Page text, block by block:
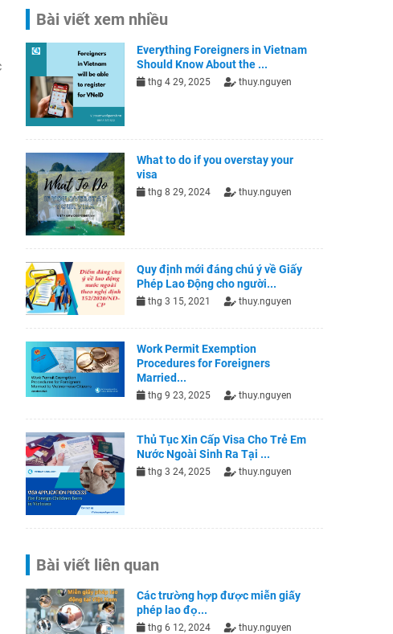
Bài viết xem nhiều
Everything Foreigners in Vietnam
Should Know About the ...
thg 4 29, 2025 thuy.nguyen
What to do if you overstay your
visa
thg 8 29, 2024 thuy.nguyen
Quy định mới đáng chú ý về Giấy
Phép Lao Động cho người...
thg 3 15, 2021 thuy.nguyen
Work Permit Exemption
Procedures for Foreigners
Married...
thg 9 23, 2025 thuy.nguyen
Thủ Tục Xin Cấp Visa Cho Trẻ Em
Nước Ngoài Sinh Ra Tại ...
thg 3 24, 2025 thuy.nguyen
Bài viết liên quan
Các trường hợp được miễn giấy
phép lao đọ...
thg 6 12, 2024 thuy.nguyen